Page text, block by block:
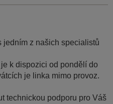
jedním z našich specialistů
k dispozici od pondělí do
je linka mimo provoz.
technickou podporu pro Váš